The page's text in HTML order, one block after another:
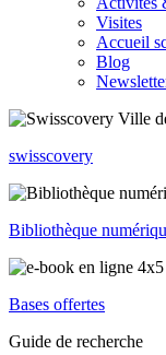
Visites
Accueil
Blog
swisscovery
Bibliothèque
Bases offertes
Guide de recherche